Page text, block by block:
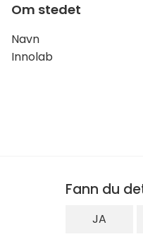
Om stedet
Navn
Innolab
Fann du
JA